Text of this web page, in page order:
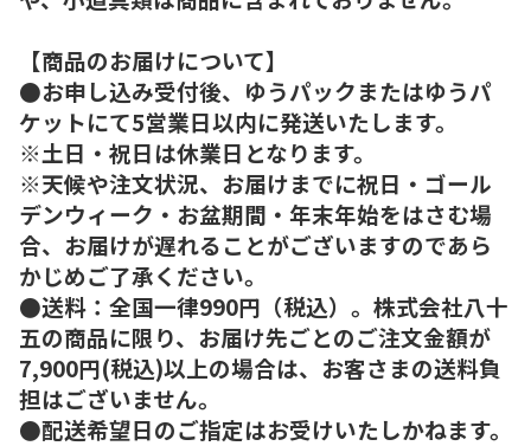
【商品のお届けについて】
●お申し込み受付後、ゆうパックまたはゆうパ
ケットにて5営業日以内に発送いたします。
※土日・祝日は休業日となります。
※天候や注文状況、お届けまでに祝日・ゴール
デンウィーク・お盆期間・年末年始をはさむ場
合、お届けが遅れることがございますのであら
かじめご了承ください。
●送料：全国一律990円（税込）。株式会社八十
五の商品に限り、お届け先ごとのご注文金額が
7,900円(税込)以上の場合は、お客さまの送料負
担はございません。
●配送希望日のご指定はお受けいたしかねます。